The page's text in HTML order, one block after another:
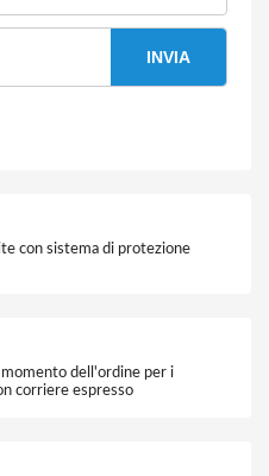
INVIA
con sistema di protezione
dell'ordine per i
corriere espresso